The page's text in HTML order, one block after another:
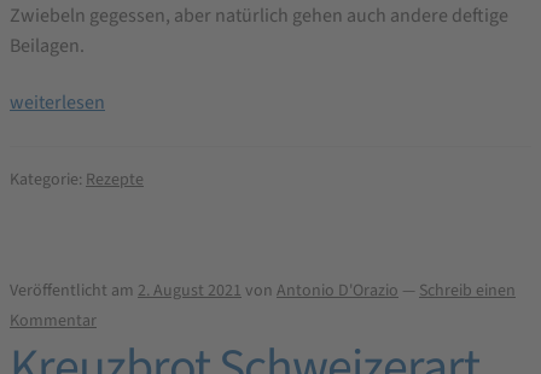
Zwiebeln gegessen, aber natürlich gehen auch andere deftige
Beilagen.
Dortmunder
weiterlesen
Kategorie: Rezepte
Veröffentlicht am 2. August 2021 von Antonio D'Orazio — Schreib einen
Kommentar